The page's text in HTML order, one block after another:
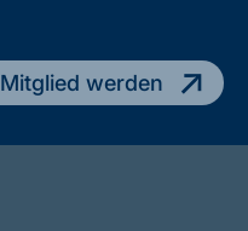
Mitglied werden